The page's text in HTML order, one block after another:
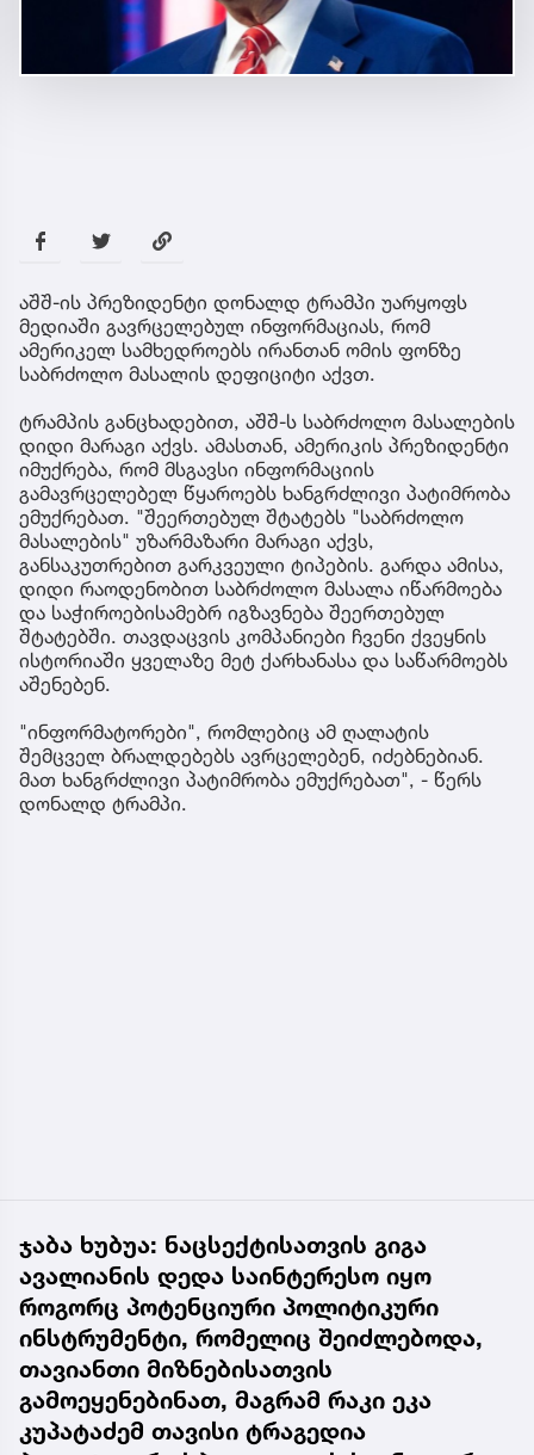
აშშ-ის პრეზიდენტი დონალდ ტრამპი უარყოფს
მედიაში გავრცელებულ ინფორმაციას, რომ
ამერიკელ სამხედროებს ირანთან ომის ფონზე
საბრძოლო მასალის დეფიციტი აქვთ.
ტრამპის განცხადებით, აშშ-ს საბრძოლო მასალების
დიდი მარაგი აქვს. ამასთან, ამერიკის პრეზიდენტი
იმუქრება, რომ მსგავსი ინფორმაციის
გამავრცელებელ წყაროებს ხანგრძლივი პატიმრობა
ემუქრებათ. "შეერთებულ შტატებს "საბრძოლო
მასალების" უზარმაზარი მარაგი აქვს,
განსაკუთრებით გარკვეული ტიპების. გარდა ამისა,
დიდი რაოდენობით საბრძოლო მასალა იწარმოება
და საჭიროებისამებრ იგზავნება შეერთებულ
შტატებში. თავდაცვის კომპანიები ჩვენი ქვეყნის
ისტორიაში ყველაზე მეტ ქარხანასა და საწარმოებს
აშენებენ.
"ინფორმატორები", რომლებიც ამ ღალატის
შემცველ ბრალდებებს ავრცელებენ, იძებნებიან.
მათ ხანგრძლივი პატიმრობა ემუქრებათ", - წერს
დონალდ ტრამპი.
ჯაბა ხუბუა: ნაცსექტისათვის გიგა
ავალიანის დედა საინტერესო იყო
როგორც პოტენციური პოლიტიკური
ინსტრუმენტი, რომელიც შეიძლებოდა,
თავიანთი მიზნებისათვის
გამოეყენებინათ, მაგრამ რაკი ეკა
კუპატაძემ თავისი ტრაგედია